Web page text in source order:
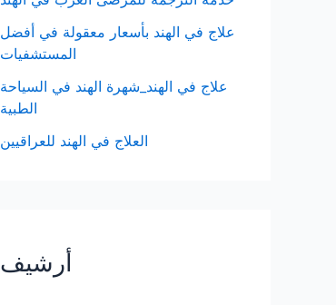
علاج في الهند بأسعار معقولة في أفضل
المستشفيات
علاج في الهند_شهرة الهند في السياحة
الطبية
العلاج في الهند للعراقيين
أرشيف